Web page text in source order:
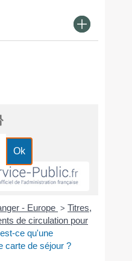
- Europe > Titres,
de circulation pour
ce qu'une
carte de séjour ?